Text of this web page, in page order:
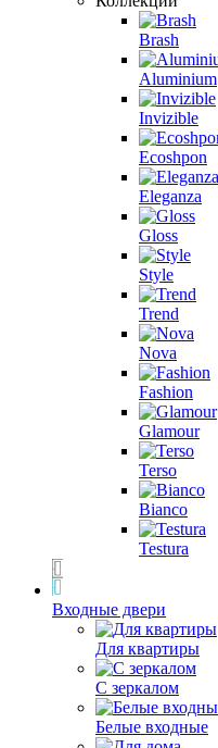
Brash
Aluminium
Invizible
Ecoshpon
Eleganza
Gloss
Style
Trend
Nova
Fashion
Glamour
Terso
Bianco
Testura
Входные двери
Для квартиры
С зеркалом
Белые входные